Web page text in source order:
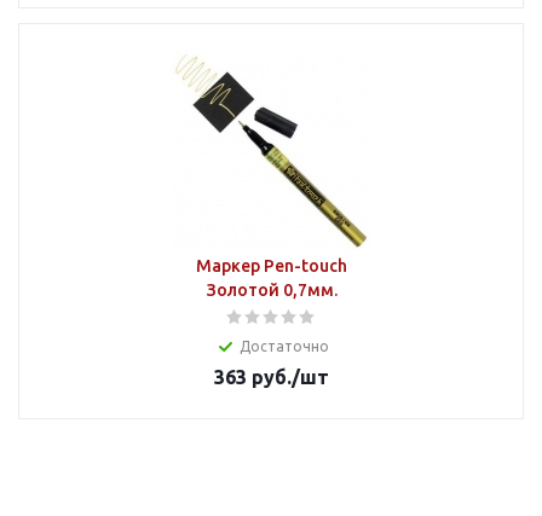
Маркер Pen-touch
Золотой 0,7мм.
Достаточно
363 руб./шт